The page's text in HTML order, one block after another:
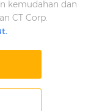
kemudahan dan
CT Corp.